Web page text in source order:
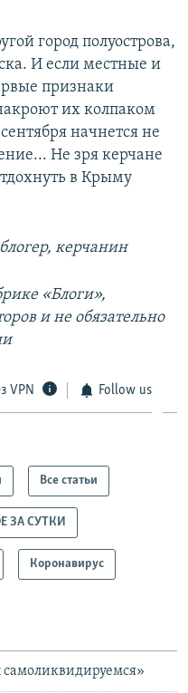
город полуострова,
И если местные и
признаки
их колпаком
начнется не
Не зря керчане
в Крыму
керчанин
«Блоги»,
и не обязательно
VPN Follow us
Все статьи
ЗА СУТКИ
Коронавирус